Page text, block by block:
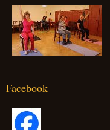
Facebook